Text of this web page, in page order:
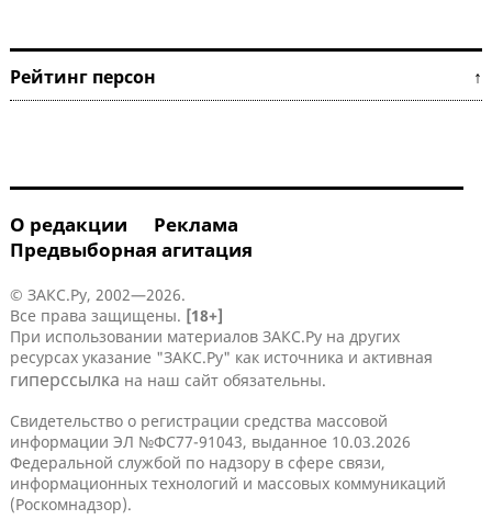
Рейтинг персон ↑
О редакции
Реклама
Предвыборная агитация
© ЗАКС.Ру, 2002—2026.
Все права защищены. [18+]
При использовании материалов ЗАКС.Ру на других
ресурсах указание "ЗАКС.Ру" как источника и активная
гиперссылка на наш сайт обязательны.
Свидетельство о регистрации средства массовой
информации ЭЛ №ФС77-91043, выданное 10.03.2026
Федеральной службой по надзору в сфере связи,
информационных технологий и массовых коммуникаций
(Роскомнадзор).